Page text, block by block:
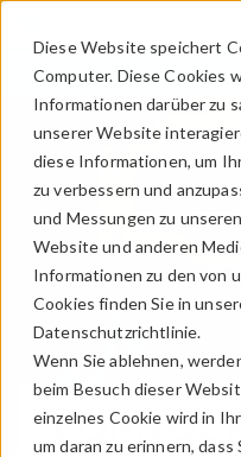
Diese Website speichert
Computer. Diese Cookies
Informationen darüber zu
unserer Website
diese Informationen, um
zu verbessern und
und Messungen zu
Website und anderen
Informationen zu den von
Cookies finden Sie in
Datenschutzrichtlinie.
Wenn Sie ablehnen,
beim Besuch dieser
einzelnes Cookie wird in
um daran zu erinnern,
COMSOL